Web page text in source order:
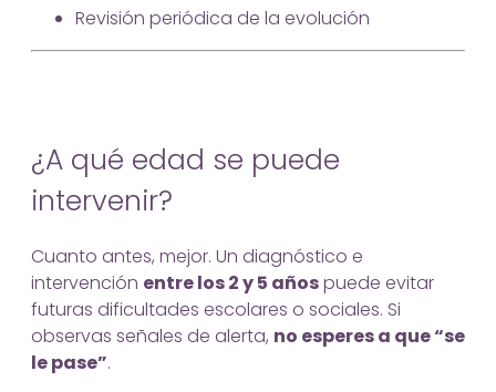
Revisión periódica de la evolución
¿A qué edad se puede
intervenir?
Cuanto antes, mejor. Un diagnóstico e
intervención entre los 2 y 5 añospuede evitar
futuras dificultades escolares o sociales. Si
observas señales de alerta, no esperes a que “se
le pase”.